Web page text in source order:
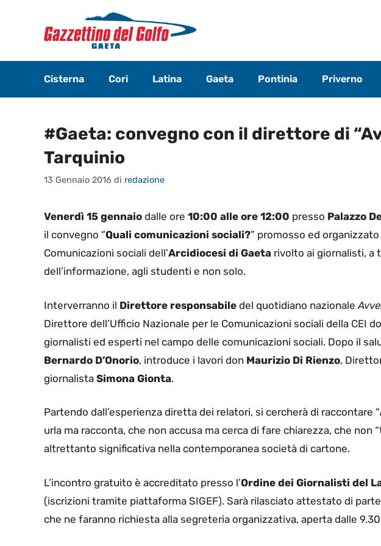
contenuto
Cisterna Cori Latina Gaeta Pontinia Priverno
#Gaeta: convegno con il direttore di
Tarquinio
13 Gennaio 2016 di redazione
Venerdì 15 gennaio dalle ore 10:00 alle ore 12:00 presso Palazzo
il convegno “Quali comunicazioni sociali?” promosso ed organizzato
Comunicazioni sociali dell’Arcidiocesi di Gaeta rivolto ai giornalisti, a
dell’informazione, agli studenti e non solo.
Interverranno il Direttore responsabile del quotidiano nazionale
Direttore dell’Ufficio Nazionale per le Comunicazioni sociali della CEI
giornalisti ed esperti nel campo delle comunicazioni sociali. Dopo il
Bernardo D’Onorio, introduce i lavori don Maurizio Di Rienzo,
giornalista Simona Gionta.
Partendo dall’esperienza diretta dei relatori, si cercherà di raccontare “
urla ma racconta, che non accusa ma cerca di fare chiarezza, che non
altrettanto significativa nella contemporanea società di cartone.
L’incontro gratuito è accreditato presso l’Ordine dei Giornalisti del
(iscrizioni tramite piattaforma SIGEF). Sarà rilasciato attestato di
che ne faranno richiesta alla segreteria organizzativa, aperta dalle